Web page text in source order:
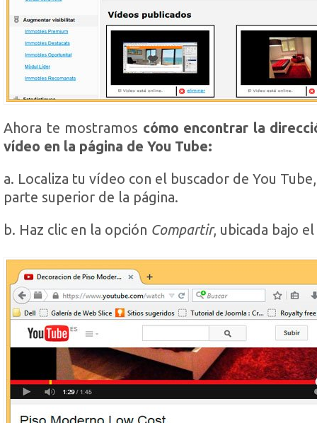
Ahora te mostramos cómo encontrar la
vídeo en la página de You Tube:
a. Localiza tu vídeo con el buscador de You
parte superior de la página.
b. Haz clic en la opción Compartir, ubicada bajo